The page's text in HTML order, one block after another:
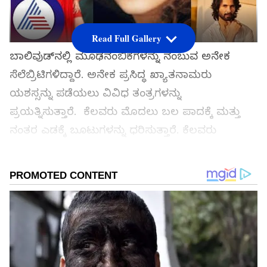
ಬಾಲಿವುಡ್‌ನಲ್ಲಿ ಮೂಢನಂಬಿಕೆಗಳನ್ನು ನಂಬುವ ಅನೇಕ
ಸೆಲೆಬ್ರಿಟಿಗಳಿದ್ದಾರೆ. ಅನೇಕ ಪ್ರಸಿದ್ಧ ಖ್ಯಾತನಾಮರು
ಯಶಸ್ಸನ್ನು ಪಡೆಯಲು ವಿವಿಧ ತಂತ್ರಗಳನ್ನು
ಪ್ರಯತ್ನಿಸುತ್ತಾರೆ. ಕೆಲವರು ಮೊದಲು ಬಲ ಪಾದಕ್ಕೆ ಮತ್ತು
ನಂತರ ಎಡಕ್ಕೆ ಬೂಟುಗಳನ್ನು ಧರಿಸುತ್ತಾರೆ. ಕೆಲವರು
ಅನುಸರಿಸುವ ಅಂತಹ ಕೆಲವು ಸೆಲೆಬ್ರಿಟಿಗಳನ್ನು ನೋಡೋಣ.
ಸಮಗ್ರ ಸುದ್ದಿ ಮೂಲವನ್ನಾಗಿ asianet suvarna news ಅನ್ನು
ಆಯ್ಕೆ ಮಾಡಿಕೊಳ್ಳಿ
Read Full Gallery